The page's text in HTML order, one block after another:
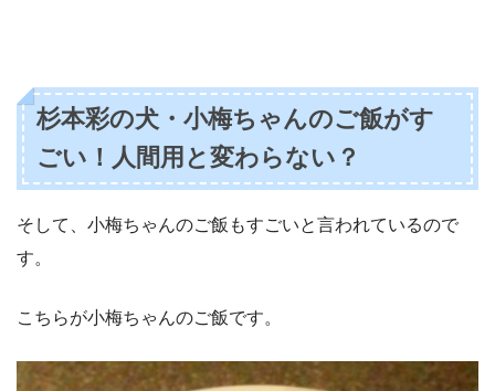
杉本彩の犬・小梅ちゃんのご飯がす
ごい！人間用と変わらない？
そして、小梅ちゃんのご飯もすごいと言われているので
す。
こちらが小梅ちゃんのご飯です。